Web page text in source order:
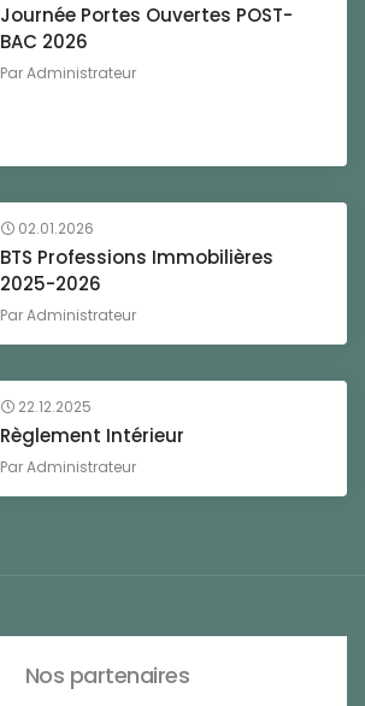
Journée Portes Ouvertes POST-
BAC 2026
ParAdministrateur
02.01.2026
BTS Professions Immobilières
2025-2026
ParAdministrateur
22.12.2025
Règlement Intérieur
ParAdministrateur
Nos partenaires